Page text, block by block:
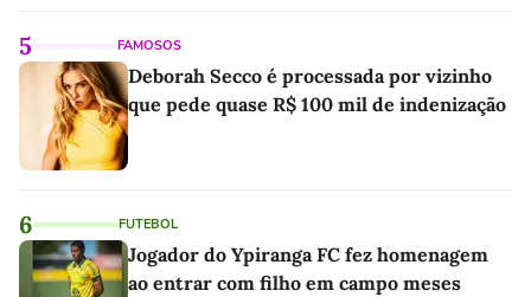
5 FAMOSOS
Deborah Secco é processada por vizinho
que pede quase R$ 100 mil de indenização
6 FUTEBOL
Jogador do Ypiranga FC fez homenagem
ao entrar com filho em campo meses